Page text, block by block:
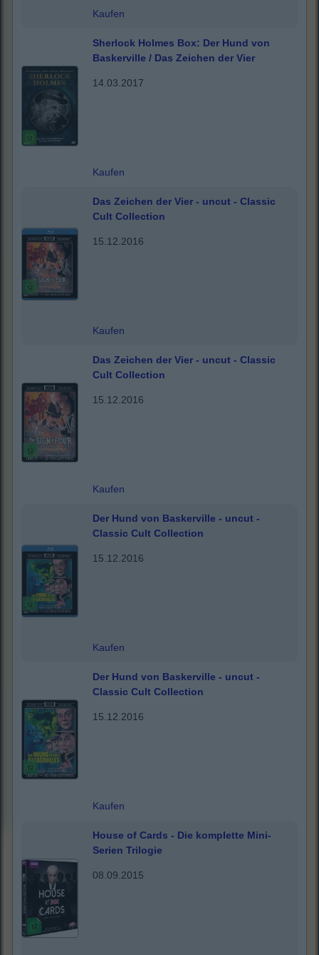
Kaufen
Sherlock Holmes Box: Der Hund von
Baskerville / Das Zeichen der Vier
14.03.2017
Kaufen
Das Zeichen der Vier - uncut - Classic
Cult Collection
15.12.2016
Kaufen
Das Zeichen der Vier - uncut - Classic
Cult Collection
15.12.2016
Kaufen
Der Hund von Baskerville - uncut -
Classic Cult Collection
15.12.2016
Kaufen
Der Hund von Baskerville - uncut -
Classic Cult Collection
15.12.2016
Kaufen
House of Cards - Die komplette Mini-
Serien Trilogie
08.09.2015